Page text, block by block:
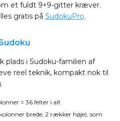
et fuldt 9×9-gitter kræver.
gratis på SudokuPro.
plads i Sudoku-familien af
reel teknik, kompakt nok til
= 36 felter i alt
brede, 2 rækker høje), som